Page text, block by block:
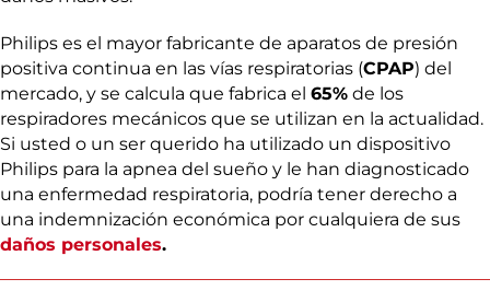
Philips es el mayor fabricante de aparatos de presión
positiva continua en las vías respiratorias (CPAP) del
mercado, y se calcula que fabrica el 65% de los
respiradores mecánicos que se utilizan en la actualidad.
Si usted o un ser querido ha utilizado un dispositivo
Philips para la apnea del sueño y le han diagnosticado
una enfermedad respiratoria, podría tener derecho a
una indemnización económica por cualquiera de sus
daños personales.